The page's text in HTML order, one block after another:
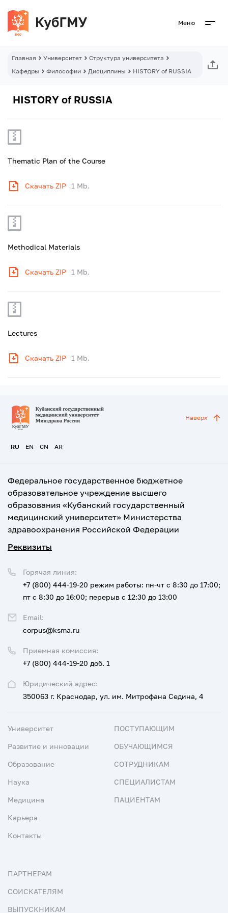
Меню
Главная Университет
Структура университета
Кафедры
Философии Дисциплины HISTORY of RUSSIA
HISTORY of RUSSIA
Thematic Plan of the Course
Скачать ZIP 1 Mb.
Methodical Materials
Скачать ZIP 1 Mb.
Lectures
Скачать ZIP 1 Mb.
RU EN CN AR
Наверх
Федеральное государственное бюджетное
образовательное учреждение высшего
образования «Кубанский государственный
медицинский университет» Министерства
здравоохранения Российской Федерации
Реквизиты
Юридический адрес:
350063 г. Краснодар, ул. им. Митрофана Седина, 4
Приемная комиссия:
+7 (800) 444-19-20 доб. 1
Горячая линия:
+7 (800) 444-19-20 режим работы: пн-чт с 8:30 до 17:00;
пт с 8:30 до 16:00; перерыв с 12:30 до 13:00
Email:
corpus@ksma.ru
Университет
Развитие и инновации
Образование
Наука
Медицина
Карьера
Контакты
ПОСТУПАЮЩИМ
ОБУЧАЮЩИМСЯ
СОТРУДНИКАМ
СПЕЦИАЛИСТАМ
ПАЦИЕНТАМ
ПАРТНЕРАМ
СОИСКАТЕЛЯМ
ВЫПУСКНИКАМ